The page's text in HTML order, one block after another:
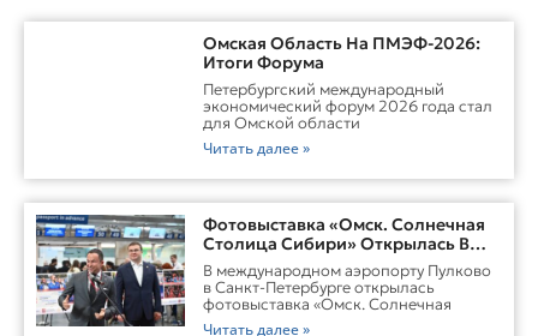
Омская Область На ПМЭФ-2026:
Итоги Форума
Петербургский международный
экономический форум 2026 года стал
для Омской области
Читать далее »
Фотовыставка «Омск. Солнечная
Столица Сибири» Открылась В
Пулково
В международном аэропорту Пулково
в Санкт-Петербурге открылась
фотовыставка «Омск. Солнечная
Читать далее »